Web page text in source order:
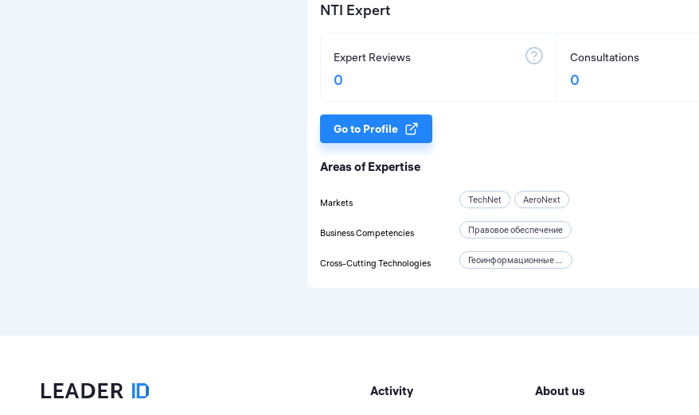
NTI Expert
Expert Reviews
0
Consultations
0
Go to Profile
Areas of Expertise
Markets TechNet AeroNext
Business Competencies Правовое обеспечение
Cross-Cutting Technologies Геоинформационные системы
Activity About us